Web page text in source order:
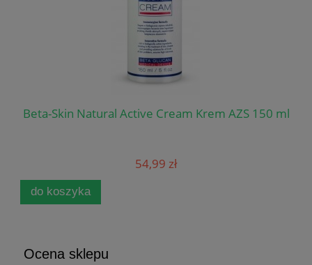
Beta-Skin Natural Active Cream Krem AZS 150 ml
54,99 zł
do koszyka
Ocena sklepu